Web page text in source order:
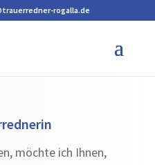
rogalla.de
möchte ich Ihnen,